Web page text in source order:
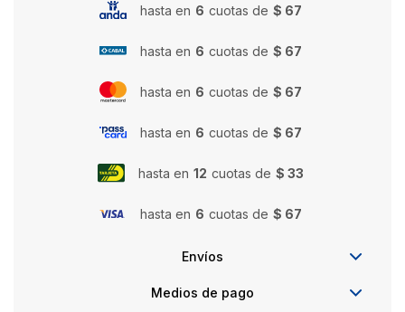
hasta en 6 cuotas de $ 67
hasta en 6 cuotas de $ 67
hasta en 6 cuotas de $ 67
hasta en 6 cuotas de $ 67
hasta en 12 cuotas de $ 33
hasta en 6 cuotas de $ 67
Envíos
Medios de pago